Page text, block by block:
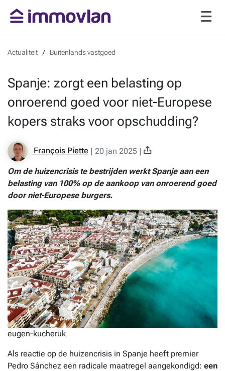
Actualiteit Buitenlands vastgoed
Spanje: zorgt een belasting op
onroerend goed voor niet-Europese
kopers straks voor opschudding?
François Piette | 20 jan 2025 |
Om de huizencrisis te bestrijden werkt Spanje aan een
belasting van 100% op de aankoop van onroerend goed
door niet-Europese burgers.
eugen-kucheruk
Als reactie op de huizencrisis in Spanje heeft premier
Pedro Sánchez een radicale maatregel aangekondigd: een